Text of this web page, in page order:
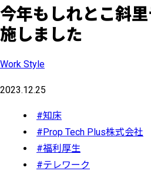
今年もしれとこ斜
施しました
Work Style
2023.12.25
#知床
#Prop Tech Plus株式会社
#福利厚生
#テレワーク